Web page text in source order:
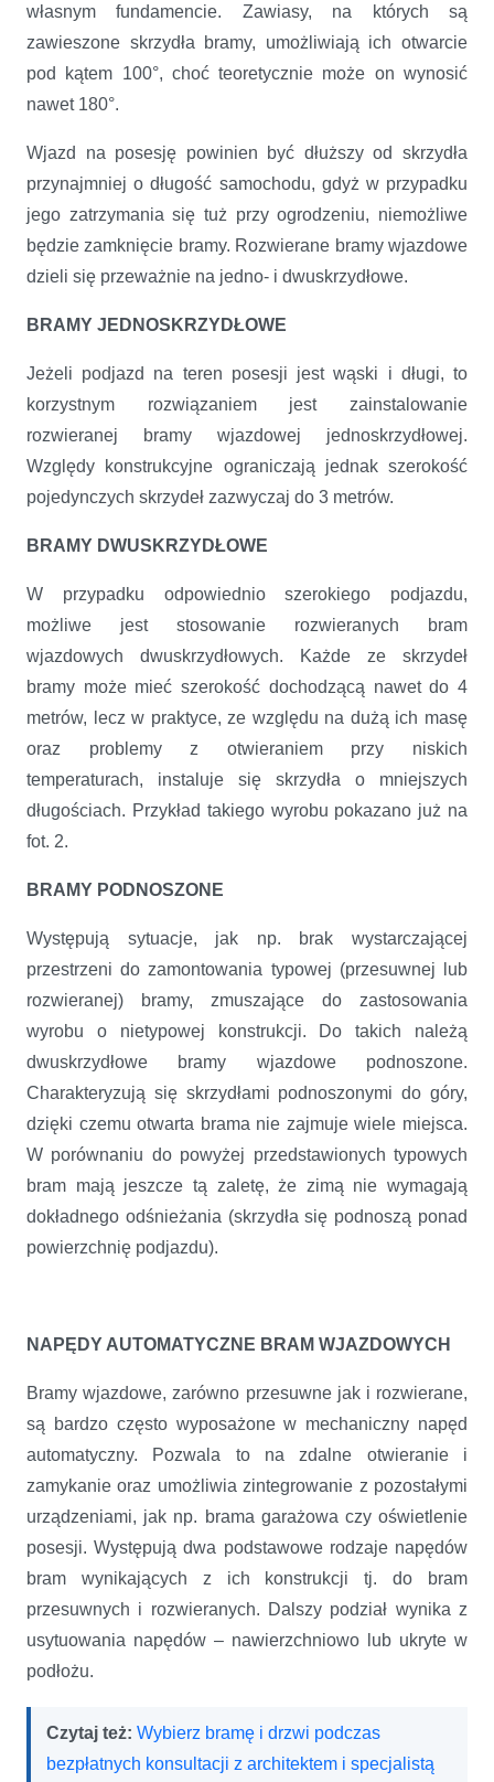
własnym fundamencie. Zawiasy, na których są
zawieszone skrzydła bramy, umożliwiają ich otwarcie
pod kątem 100°, choć teoretycznie może on wynosić
nawet 180°.
Wjazd na posesję powinien być dłuższy od skrzydła
przynajmniej o długość samochodu, gdyż w przypadku
jego zatrzymania się tuż przy ogrodzeniu, niemożliwe
będzie zamknięcie bramy. Rozwierane bramy wjazdowe
dzieli się przeważnie na jedno- i dwuskrzydłowe.
BRAMY JEDNOSKRZYDŁOWE
Jeżeli podjazd na teren posesji jest wąski i długi, to
korzystnym rozwiązaniem jest zainstalowanie
rozwieranej bramy wjazdowej jednoskrzydłowej.
Względy konstrukcyjne ograniczają jednak szerokość
pojedynczych skrzydeł zazwyczaj do 3 metrów.
BRAMY DWUSKRZYDŁOWE
W przypadku odpowiednio szerokiego podjazdu,
możliwe jest stosowanie rozwieranych bram
wjazdowych dwuskrzydłowych. Każde ze skrzydeł
bramy może mieć szerokość dochodzącą nawet do 4
metrów, lecz w praktyce, ze względu na dużą ich masę
oraz problemy z otwieraniem przy niskich
temperaturach, instaluje się skrzydła o mniejszych
długościach. Przykład takiego wyrobu pokazano już na
fot. 2.
BRAMY PODNOSZONE
Występują sytuacje, jak np. brak wystarczającej
przestrzeni do zamontowania typowej (przesuwnej lub
rozwieranej) bramy, zmuszające do zastosowania
wyrobu o nietypowej konstrukcji. Do takich należą
dwuskrzydłowe bramy wjazdowe podnoszone.
Charakteryzują się skrzydłami podnoszonymi do góry,
dzięki czemu otwarta brama nie zajmuje wiele miejsca.
W porównaniu do powyżej przedstawionych typowych
bram mają jeszcze tą zaletę, że zimą nie wymagają
dokładnego odśnieżania (skrzydła się podnoszą ponad
powierzchnię podjazdu).
NAPĘDY AUTOMATYCZNE BRAM WJAZDOWYCH
Bramy wjazdowe, zarówno przesuwne jak i rozwierane,
są bardzo często wyposażone w mechaniczny napęd
automatyczny. Pozwala to na zdalne otwieranie i
zamykanie oraz umożliwia zintegrowanie z pozostałymi
urządzeniami, jak np. brama garażowa czy oświetlenie
posesji. Występują dwa podstawowe rodzaje napędów
bram wynikających z ich konstrukcji tj. do bram
przesuwnych i rozwieranych. Dalszy podział wynika z
usytuowania napędów – nawierzchniowo lub ukryte w
podłożu.
Czytaj też: Wybierz bramę i drzwi podczas
bezpłatnych konsultacji z architektem i specjalistą